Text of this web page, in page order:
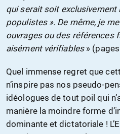
qui serait soit exclusivement
populistes ». De même, je
ouvrages ou des références
aisément vérifiables»
Quel immense regret que
n’inspire pas nos pseudo-
idéologues de tout poil qui
manière la moindre forme
dominante et dictatoriale !